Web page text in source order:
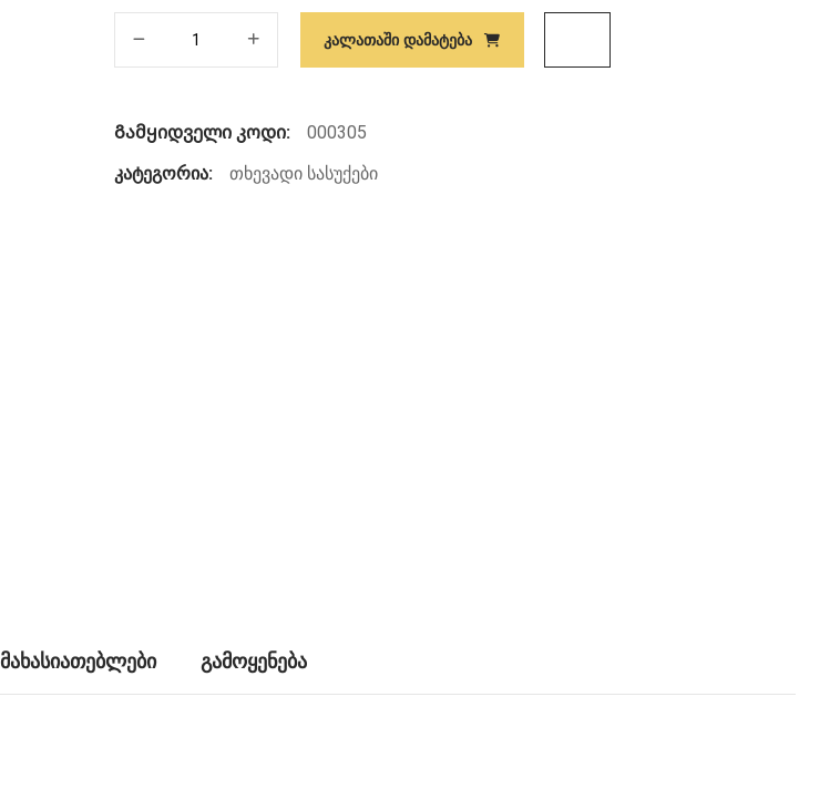
ᲙᲐᲚᲐᲗᲐᲨᲘ ᲓᲐᲛᲐᲢᲔᲑᲐ
Გამყიდველი კოდი:
000305
კატეგორია:
თხევადი სასუქები
ᲛᲐᲮᲐᲡᲘᲐᲗᲔᲑᲚᲔᲑᲘ ᲒᲐᲛᲝᲧᲔᲜᲔᲑᲐ